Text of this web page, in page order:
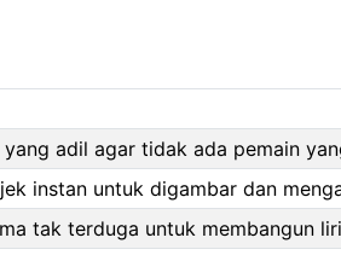
adil agar tidak ada pemain
instan untuk digambar dan
tak terduga untuk membangun